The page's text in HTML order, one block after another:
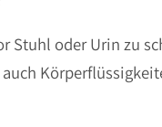
Stuhl oder Urin zu